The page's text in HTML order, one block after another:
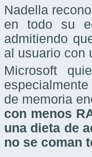
Nadella
en todo su
admitiendo
al usuario con
Microsoft
de memoria
con menos
una dieta de
no se coman